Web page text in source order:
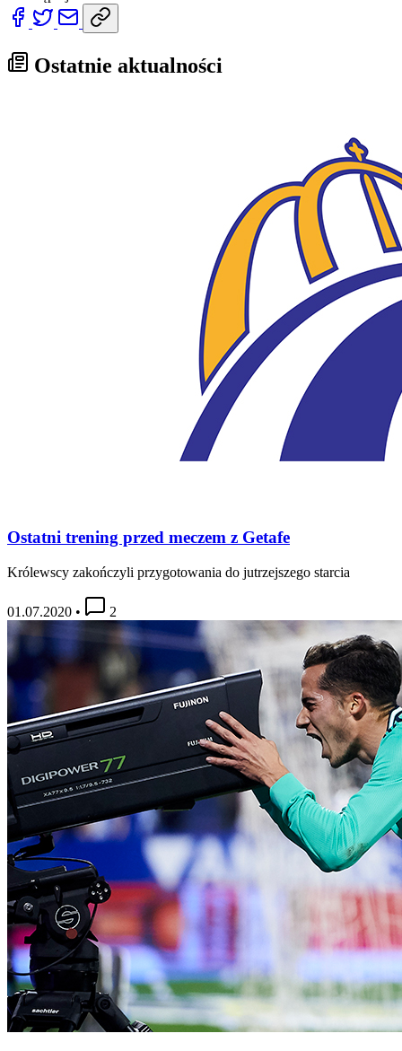
Ostatnie aktualności
Ostatni trening przed meczem z Getafe
Królewscy zakończyli przygotowania do jutrzejszego starcia
01.07.2020 • 2